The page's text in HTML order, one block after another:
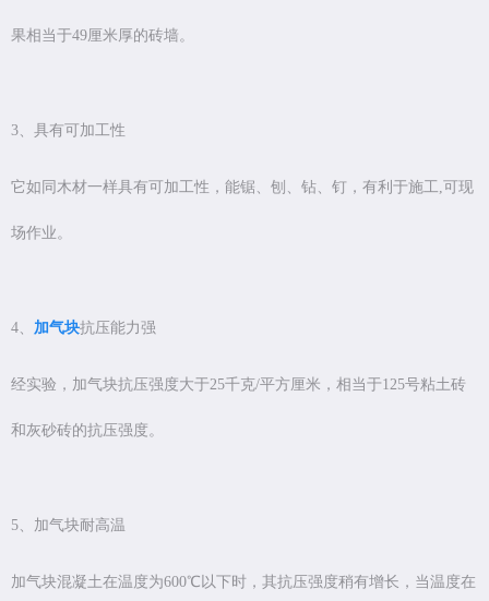
果相当于49厘米厚的砖墙。
3、具有可加工性
它如同木材一样具有可加工性，能锯、刨、钻、钉，有利于施工,可现
场作业。
4、 加气块抗压能力强
经实验，加气块抗压强度大于25千克/平方厘米，相当于125号粘土砖
和灰砂砖的抗压强度。
5、加气块耐高温
加气块混凝土在温度为600℃以下时，其抗压强度稍有增长，当温度在